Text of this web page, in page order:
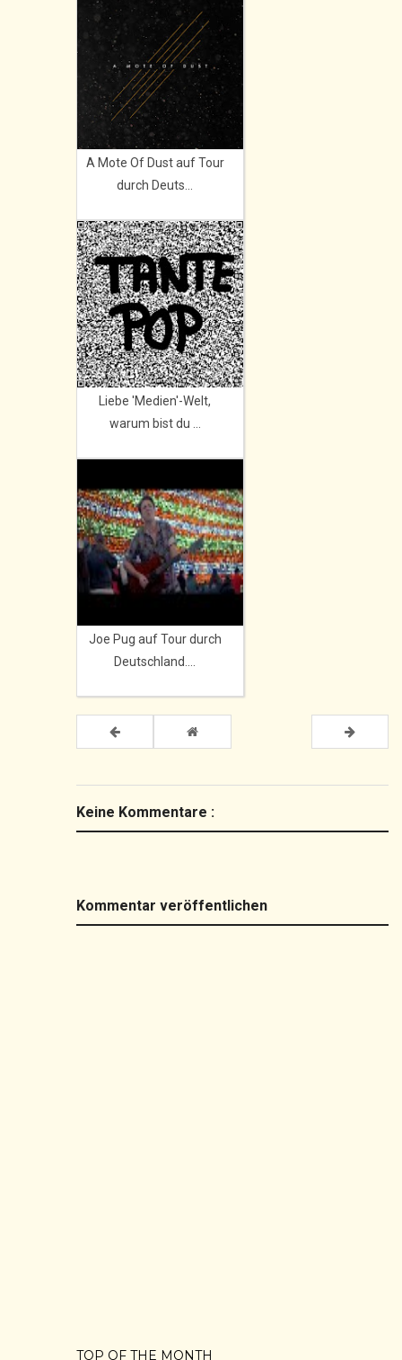
A Mote Of Dust auf Tour
durch Deuts...
Liebe 'Medien'-Welt,
warum bist du ...
Joe Pug auf Tour durch
Deutschland....
Keine Kommentare :
Kommentar veröffentlichen
TOP OF THE MONTH